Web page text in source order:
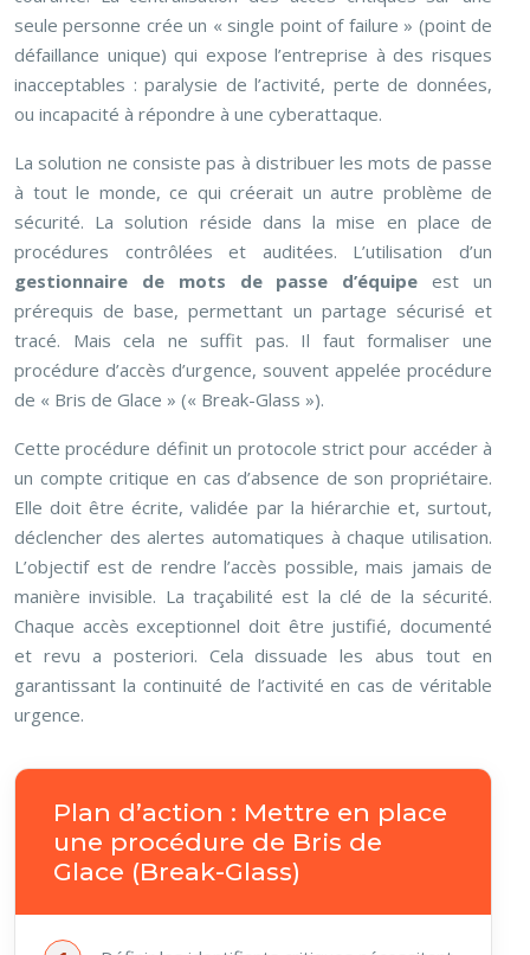
seule personne crée un « single point of failure » (point de
défaillance unique) qui expose l’entreprise à des risques
inacceptables : paralysie de l’activité, perte de données,
ou incapacité à répondre à une cyberattaque.
La solution ne consiste pas à distribuer les mots de passe
à tout le monde, ce qui créerait un autre problème de
sécurité. La solution réside dans la mise en place de
procédures contrôlées et auditées. L’utilisation d’un
gestionnaire de mots de passe d’équipe est un
prérequis de base, permettant un partage sécurisé et
tracé. Mais cela ne suffit pas. Il faut formaliser une
procédure d’accès d’urgence, souvent appelée procédure
de « Bris de Glace » (« Break-Glass »).
Cette procédure définit un protocole strict pour accéder à
un compte critique en cas d’absence de son propriétaire.
Elle doit être écrite, validée par la hiérarchie et, surtout,
déclencher des alertes automatiques à chaque utilisation.
L’objectif est de rendre l’accès possible, mais jamais de
manière invisible. La traçabilité est la clé de la sécurité.
Chaque accès exceptionnel doit être justifié, documenté
et revu a posteriori. Cela dissuade les abus tout en
garantissant la continuité de l’activité en cas de véritable
urgence.
Plan d’action : Mettre en place
une procédure de Bris de
Glace (Break-Glass)